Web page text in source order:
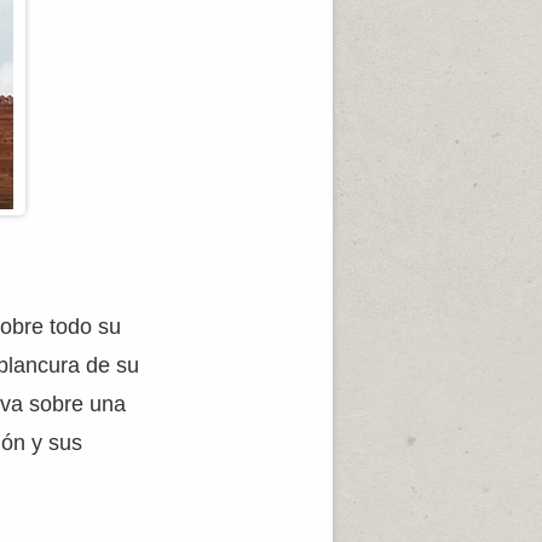
todo su
de su
sobre una
y sus